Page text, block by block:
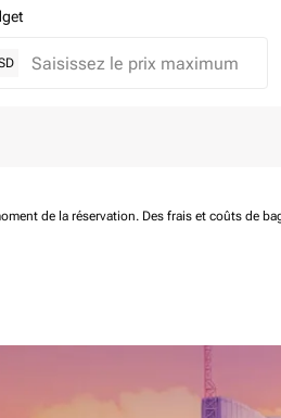
de la réservation. Des frais et coûts de